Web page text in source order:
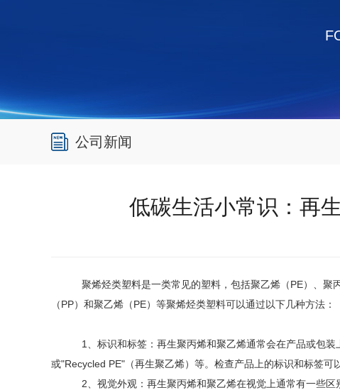
公司新闻
低碳生活小常识：再
聚烯烃类塑料是一类常见的塑料，包括聚乙烯（PE）、
（PP）和聚乙烯（PE）等聚烯烃类塑料可以通过以下几种方法：
1、标识和标签：再生聚丙烯和聚乙烯通常会在产品或包
或"Recycled PE"（再生聚乙烯）等。检查产品上的标识和标签可
2、视觉外观：再生聚丙烯和聚乙烯在视觉上通常有一些